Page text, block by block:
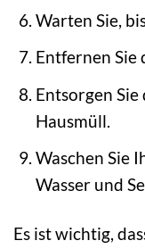
Warten Sie,
Entfernen Sie
Entsorgen
Hausmüll.
Waschen Sie
Wasser und
Es ist wichtig,